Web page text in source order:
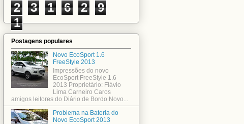
2 3 1 6 2
9
1
Postagens populares
Novo EcoSport 1.6
FreeStyle 2013
Impressões do novo
EcoSport FreeStyle 1.6
2013 Proprietário: Flávio
Lima Carneiro Caros
amigos leitores do Diário de Bordo Novo...
Problema na Bateria do
Novo EcoSport 2013